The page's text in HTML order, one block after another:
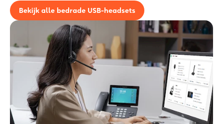
Bekijk alle bedrade USB-headsets